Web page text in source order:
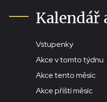
Kalendář
Vstupenky
Akce v tomto týdnu
Akce tento měsíc
Akce příští měsíc